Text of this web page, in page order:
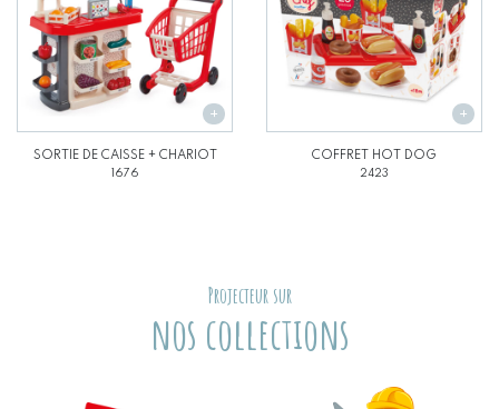
SORTIE DE CAISSE + CHARIOT
1676
COFFRET HOT DOG
2423
Projecteur sur
nos collections